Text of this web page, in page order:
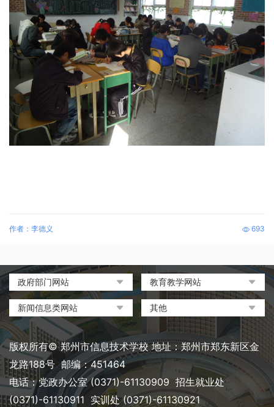
作者：李德义 693
政府部门网站
中国政府网
河南省人民政府
郑州市人民政府
教育教学网站
教育部政府门户网站
中国职业教育与成人教育网
河南省教育厅
河南省职业教育与成人教育
郑州市教育局政务网
郑州教育信息网
新闻信息类网站
环球网
凤凰网
搜狐
网易
新浪
其他
中央电化教育馆
中国教育和科研计算机网
电脑报
大象网|河南网络广播电视台
版权所有© 郑州市信息技术学校 地址：郑州市郑东新区金
龙路188号 邮编：451464
电话：党政办公室 (0371)-61130909 招生就业处
(0371)-61130911 实训处 (0371)-61130921